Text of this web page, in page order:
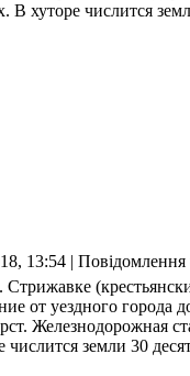
В хуторе числится
13:54 | Повідомлення
Стрижавке
от уездного города
Железнодорожная
земли 30